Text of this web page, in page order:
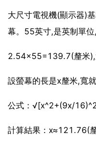
大尺寸電視機(顯示器)
幕。55英寸,是英制單
2.54×55=139.7(釐米),
設螢幕的長是x釐米,寬
公式：√[x^2+(9x/
計算結果：x≈121.76(